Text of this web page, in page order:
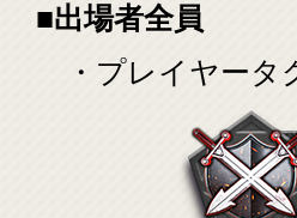
■出場者全員
・プレイヤータ